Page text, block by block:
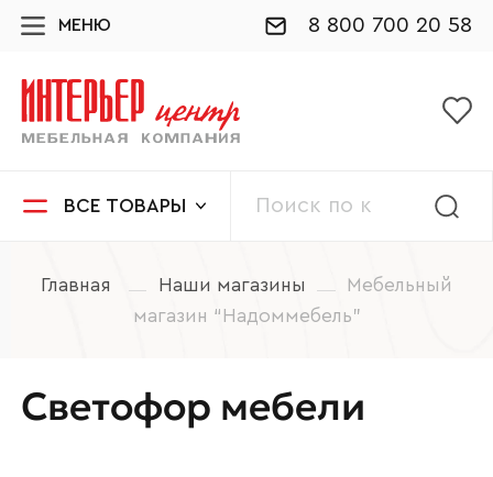
МЕНЮ 8 800 700 20 58
ВСЕ ТОВАРЫ
Главная Наши магазины
Мебельный
магазин “Надоммебель”
Светофор мебели